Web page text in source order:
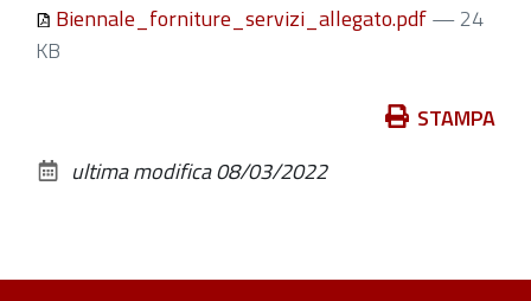
Biennale_forniture_servizi_allegato.pdf— 24
KB
documento
STAMPA
ultima modifica08/03/2022